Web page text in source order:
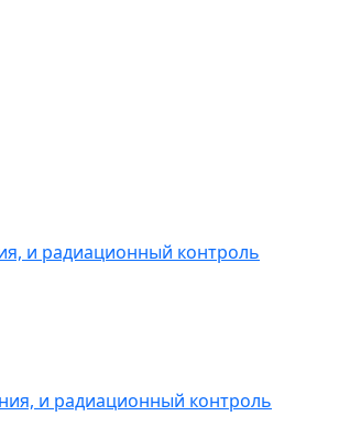
и радиационный контроль
и радиационный контроль